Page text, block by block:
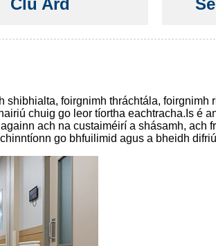
foirgnimh thráchtála, foirgnimh
chuig go leor tíortha eachtracha.Is é
ach na custaiméirí a shásamh, ach
go bhfuilimid agus a bheidh